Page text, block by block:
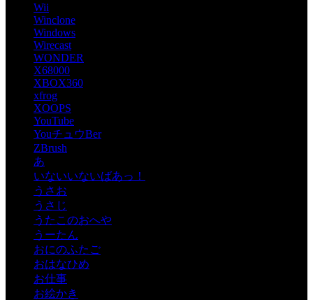
Wii
Winclone
Windows
Wirecast
WONDER
X68000
XBOX360
xfrog
XOOPS
YouTube
YouチュウBer
ZBrush
あ
いないいないばあっ！
うさお
うさじ
うたこのおへや
うーたん
おにのふたご
おはなひめ
お仕事
お絵かき